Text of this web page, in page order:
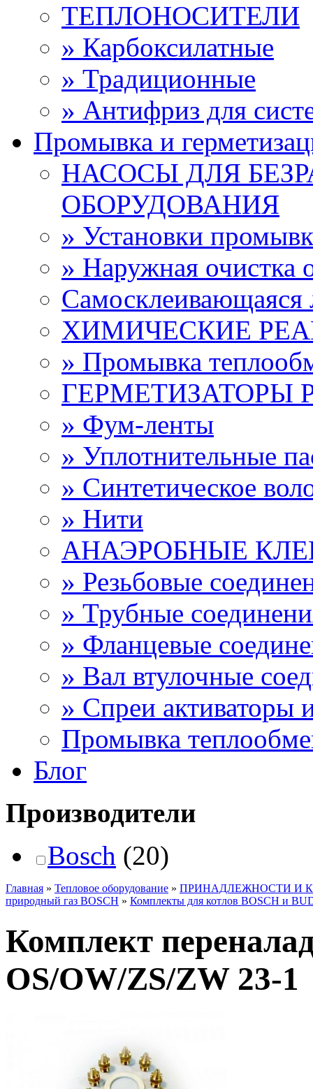
ТЕПЛОНОСИТЕЛИ
» Карбоксилатные
» Традиционные
» Антифриз для
Промывка и
НАСОСЫ ДЛЯ
ОБОРУДОВАНИЯ
» Установки
» Наружная очистка
Самосклеивающаяся
ХИМИЧЕСКИЕ
» Промывка
ГЕРМЕТИЗАТОРЫ
» Фум-ленты
» Уплотнительные
» Синтетическое
» Нити
АНАЭРОБНЫЕ
» Резьбовые
» Трубные
» Фланцевые
» Вал втулочные
» Спреи активаторы
Промывка
Блог
Производители
Bosch (20)
Главная » Тепловое оборудование » ПРИНАДЛЕЖНОСТИ И
природный газ BOSCH » Комплекты для котлов BOSCH и
Комплект
OS/OW/ZS/ZW 23-1